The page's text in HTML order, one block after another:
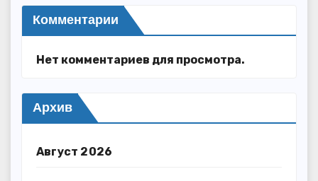
Комментарии
Нет комментариев для просмотра.
Архив
Август 2026